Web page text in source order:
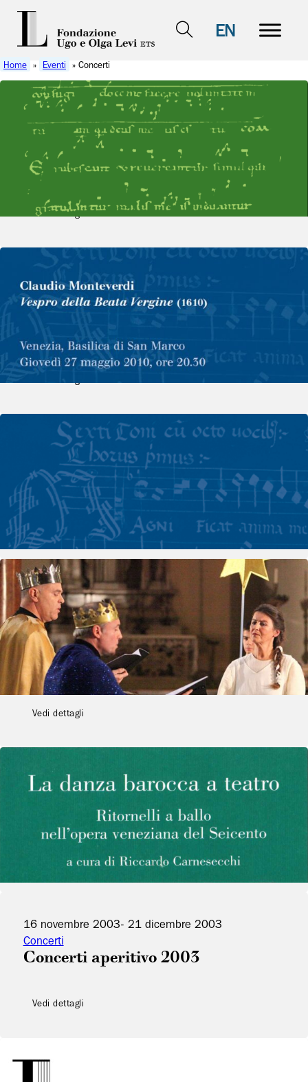
EN
Home » Eventi » Concerti
Saggio finale II Psallite Sapienter
– Il mistero di Cristo
15 maggio 2010
- 15 maggio 2010
Concerti
Vedi dettagli
Claudio Monteverdi, Vespro della
Beata Vergine
27 maggio 2010 - 27 maggio 2010
Concerti
Concerto di musica policorale
29 maggio 2010
- 29 maggio 2010
Concerti
Vedi dettagli
Il dramma liturgico dell’Officium
Stellae dalla monodia alla
policoralità
25 novembre 2010- 25 novembre 2010
Concerti
Vedi dettagli
Danza barocca a teatro
10 dicembre 2003 - 10 dicembre 2003
Concerti
Vedi dettagli
Concerti aperitivo 2003
16 novembre 2003- 21 dicembre 2003
Concerti
Vedi dettagli